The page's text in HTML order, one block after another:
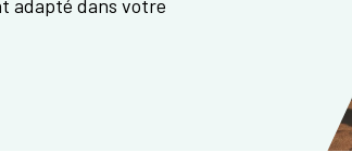
adapté dans votre